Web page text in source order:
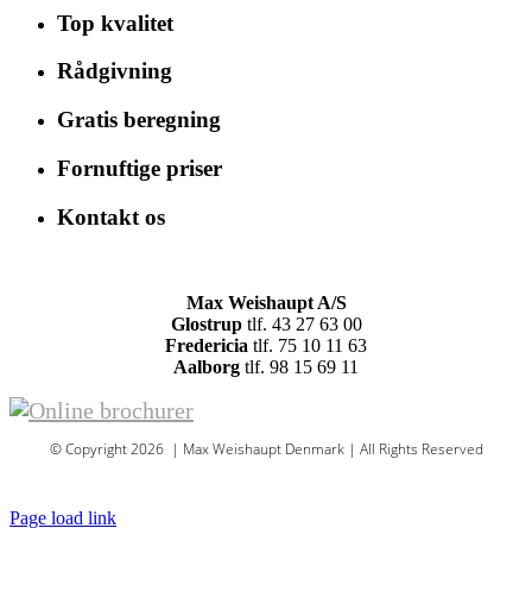
Top kvalitet
Rådgivning
Gratis beregning
Fornuftige priser
Kontakt os
Max Weishaupt A/S
Glostruptlf. 43 27 63 00
Fredericia tlf. 75 10 11 63
Aalborg tlf. 98 15 69 11
© Copyright 2026 | Max Weishaupt Denmark | All Rights Reserved
Page load link